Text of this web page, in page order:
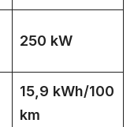
250 kW
15,9 kWh/100
km